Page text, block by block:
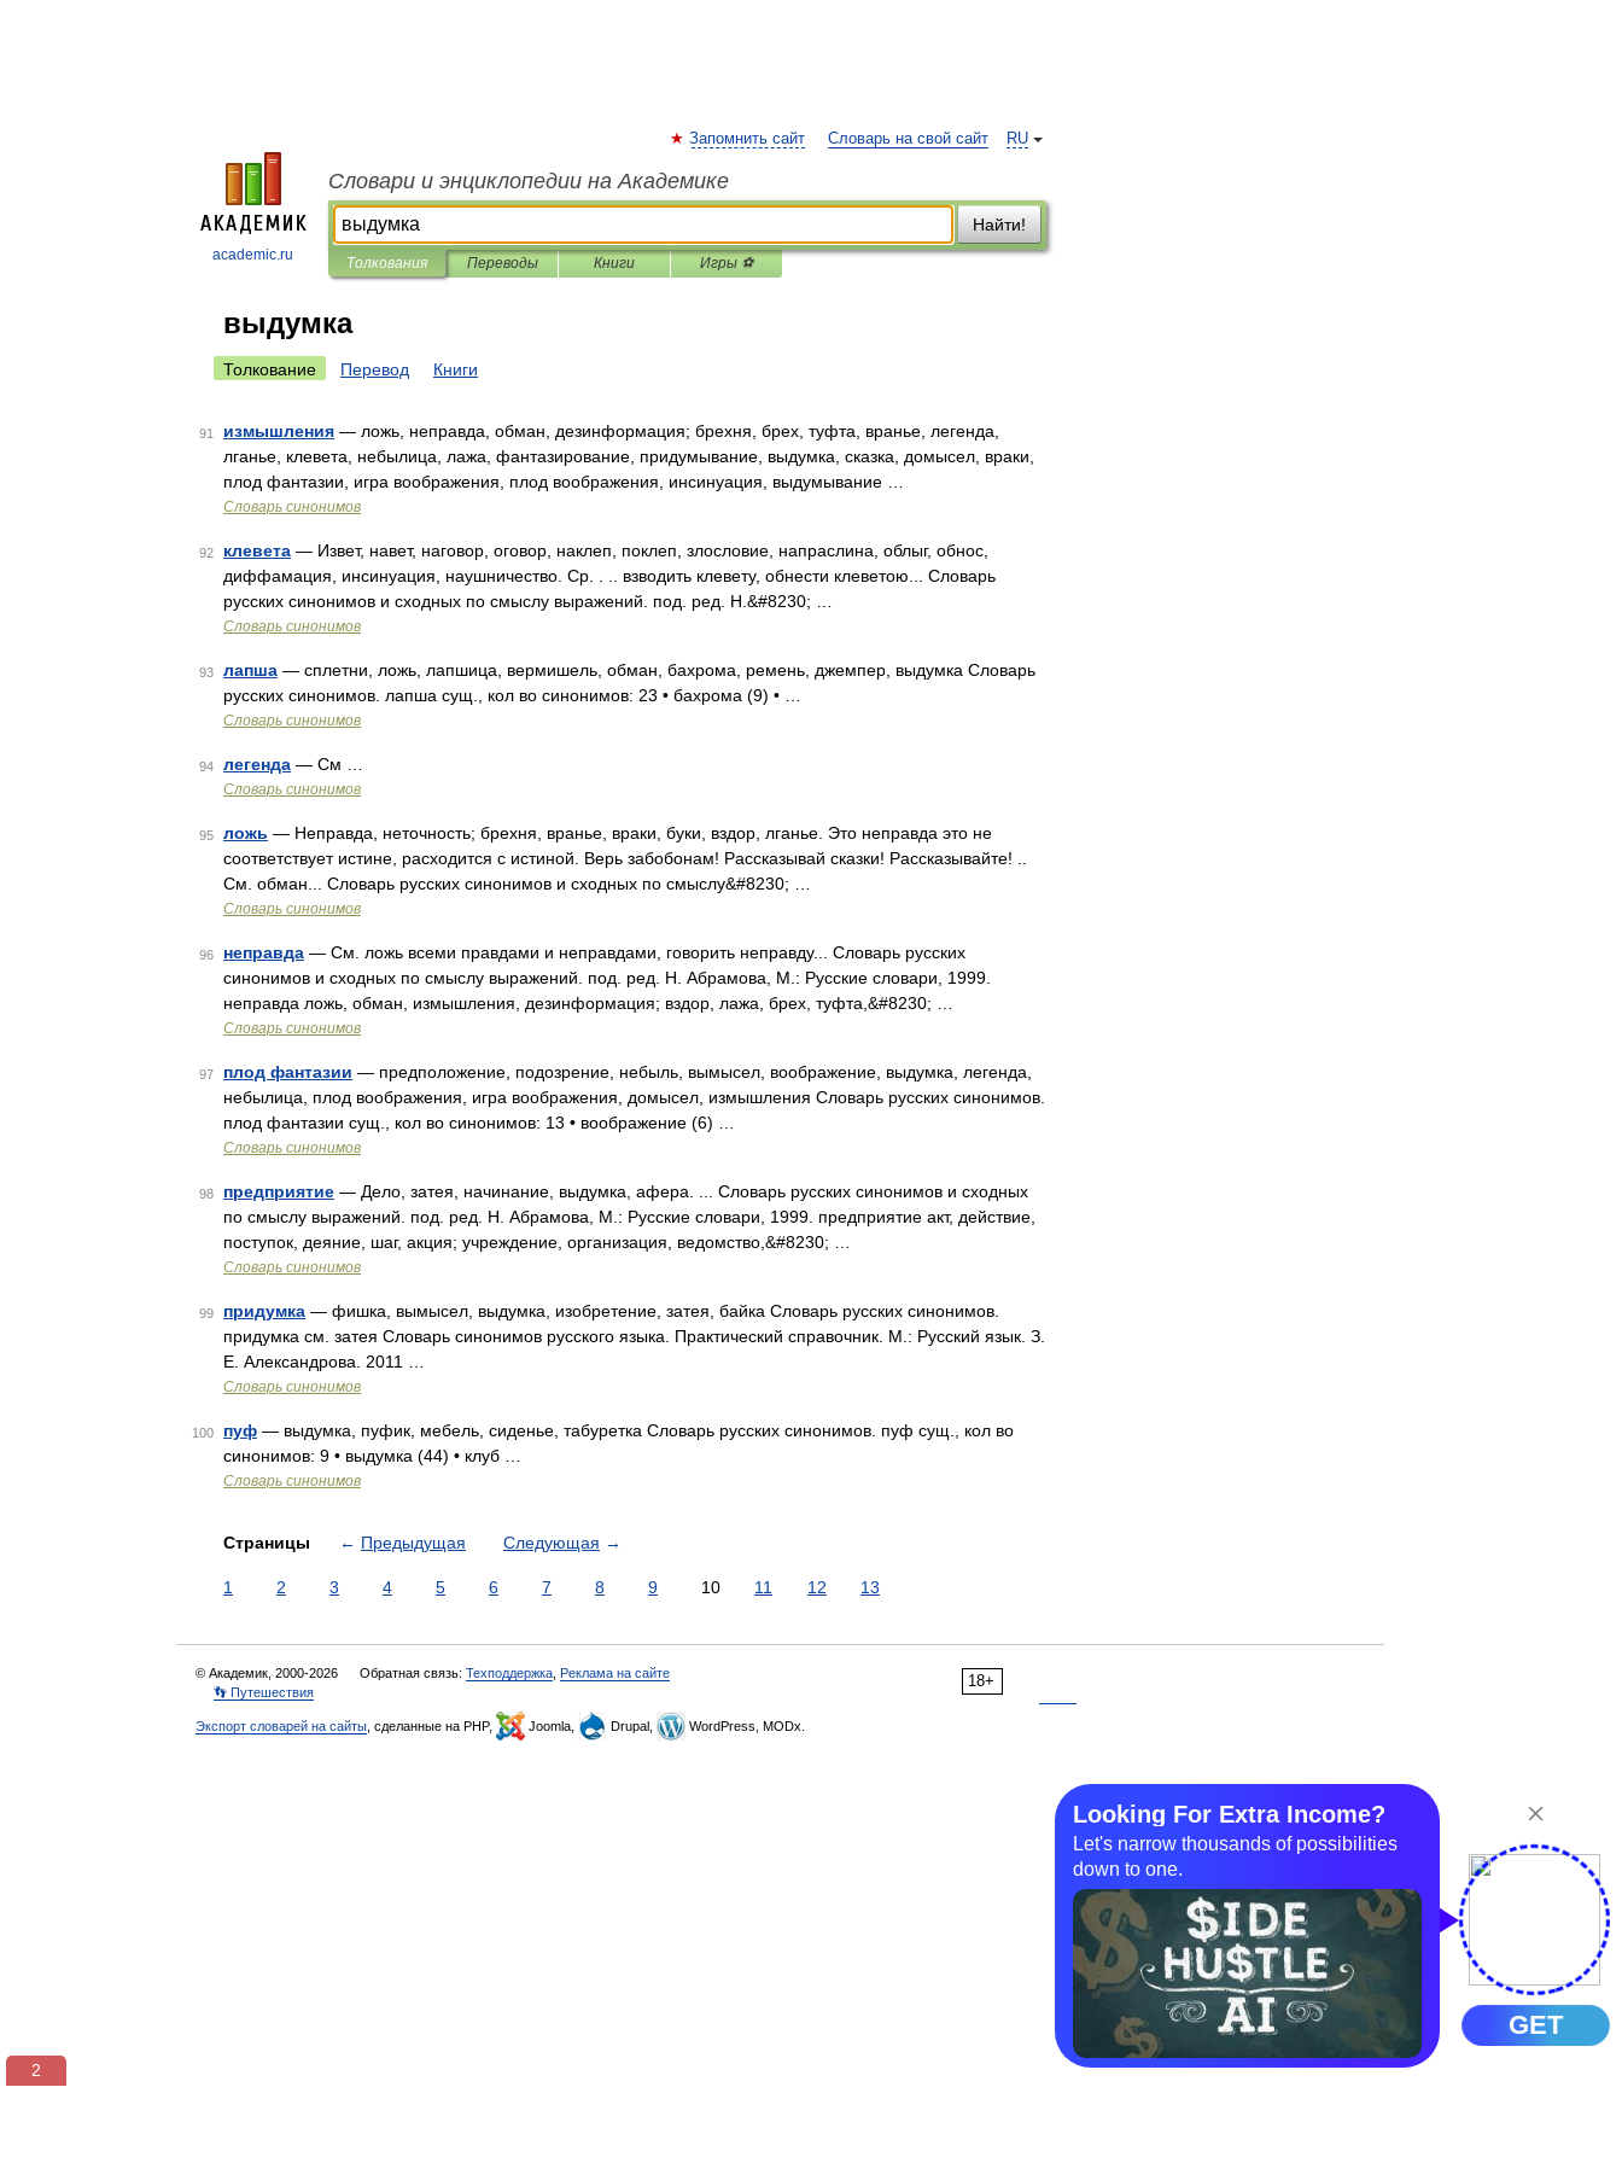
academic.ru
RU
Запомнить сайт Словарь на свой сайт
Словари и энциклопедии на Академике
Найти!
Толкования Переводы Книги Игры ⚽
выдумка
Толкование Перевод Книги
91 измышления — ложь, неправда, обман, дезинформация; брехня, брех, туфта, вранье, легенда,
лганье, клевета, небылица, лажа, фантазирование, придумывание, выдумка, сказка, домысел, враки,
плод фантазии, игра воображения, плод воображения, инсинуация, выдумывание …
Словарь синонимов
92 клевета — Извет, навет, наговор, оговор, наклеп, поклеп, злословие, напраслина, облыг, обнос,
диффамация, инсинуация, наушничество. Ср. . .. взводить клевету, обнести клеветою... Словарь
русских синонимов и сходных по смыслу выражений. под. ред. Н.&#8230; …
Словарь синонимов
93 лапша — сплетни, ложь, лапшица, вермишель, обман, бахрома, ремень, джемпер, выдумка Словарь
русских синонимов. лапша сущ., кол во синонимов: 23 • бахрома (9) • …
Словарь синонимов
94 легенда — См …
Словарь синонимов
95 ложь — Неправда, неточность; брехня, вранье, враки, буки, вздор, лганье. Это неправда это не
соответствует истине, расходится с истиной. Верь забобонам! Рассказывай сказки! Рассказывайте! ..
См. обман... Словарь русских синонимов и сходных по смыслу&#8230; …
Словарь синонимов
96 неправда — См. ложь всеми правдами и неправдами, говорить неправду... Словарь русских
синонимов и сходных по смыслу выражений. под. ред. Н. Абрамова, М.: Русские словари, 1999.
неправда ложь, обман, измышления, дезинформация; вздор, лажа, брех, туфта,&#8230; …
Словарь синонимов
97 плод фантазии — предположение, подозрение, небыль, вымысел, воображение, выдумка, легенда,
небылица, плод воображения, игра воображения, домысел, измышления Словарь русских синонимов.
плод фантазии сущ., кол во синонимов: 13 • воображение (6) …
Словарь синонимов
98 предприятие — Дело, затея, начинание, выдумка, афера. ... Словарь русских синонимов и сходных
по смыслу выражений. под. ред. Н. Абрамова, М.: Русские словари, 1999. предприятие акт, действие,
поступок, деяние, шаг, акция; учреждение, организация, ведомство,&#8230; …
Словарь синонимов
99 придумка — фишка, вымысел, выдумка, изобретение, затея, байка Словарь русских синонимов.
придумка см. затея Словарь синонимов русского языка. Практический справочник. М.: Русский язык. З.
Е. Александрова. 2011 …
Словарь синонимов
100 пуф — выдумка, пуфик, мебель, сиденье, табуретка Словарь русских синонимов. пуф сущ., кол во
синонимов: 9 • выдумка (44) • клуб …
Словарь синонимов
Страницы ← Предыдущая Следующая →
1 2 3 4 5 6 7 8 9 10 11 12 13
18+
© Академик, 2000-2026 Обратная связь: Техподдержка Реклама на сайте
👣 Путешествия
Экспорт словарей на сайты , сделанные на PHP, Joomla, Drupal, WordPress, MODx.
2